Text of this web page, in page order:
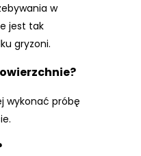
w
jest tak
gryzoni.
wykonać próbę